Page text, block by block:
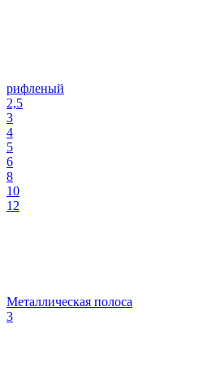
рифленый
2,5
3
4
5
6
8
10
12
Металлическая полоса
3